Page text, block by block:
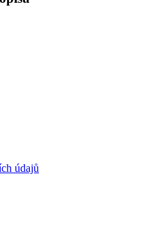
údajů